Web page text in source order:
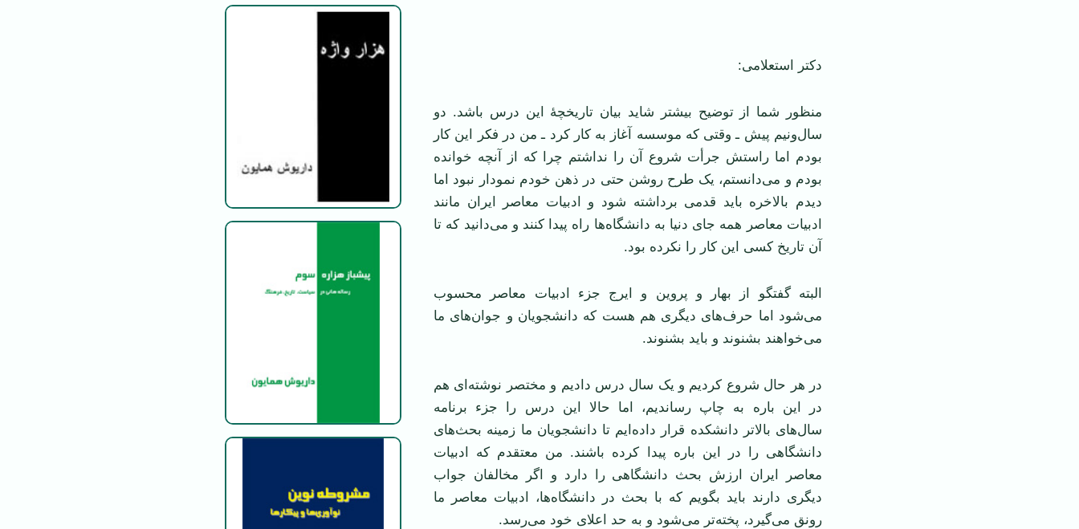
دکتر استعلامی:
منظور شما از توضیح بیشتر شاید بیان تاریخچۀ این درس باشد. دو
سال‌ونیم پیش ـ وقتی که موسسه آغاز به کار کرد ـ من در فکر این کار
بودم اما راستش جرأت شروع آن را نداشتم چرا که از آنچه خوانده
بودم و می‌دانستم، یک طرح روشن حتی در ذهن خودم نمودار نبود اما
دیدم بالاخره باید قدمی برداشته شود و ادبیات معاصر ایران مانند
ادبیات معاصر همه جای دنیا به دانشگاه‌ها راه پیدا کنند و می‌دانید که تا
آن تاریخ کسی این کار را نکرده بود.
البته گفتگو از بهار و پروین و ایرج جزء ادبیات معاصر محسوب
می‌شود اما حرف‌های دیگری هم هست که دانشجویان و جوان‌های ما
می‌خواهند بشنوند و باید بشنوند.
در هر حال شروع کردیم و یک سال درس دادیم و مختصر نوشته‌ای هم
در این باره به چاپ رساندیم، اما حالا این درس را جزء برنامه
سال‌های بالاتر دانشکده قرار داده‌ایم تا دانشجویان ما زمینه بحث‌های
دانشگاهی را در این باره پیدا کرده باشند. من معتقدم که ادبیات
معاصر ایران ارزش بحث دانشگاهی را دارد و اگر مخالفان جواب
دیگری دارند باید بگویم که با بحث در دانشگاه‌ها، ادبیات معاصر ما
رونق می‌گیرد، پخته‌تر می‌شود و به حد اعلای خود می‌رسد.